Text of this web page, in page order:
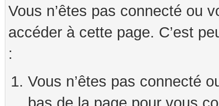
Vous n’êtes pas connecté ou
accéder à cette page. C’est
:
Vous n’êtes pas connecté